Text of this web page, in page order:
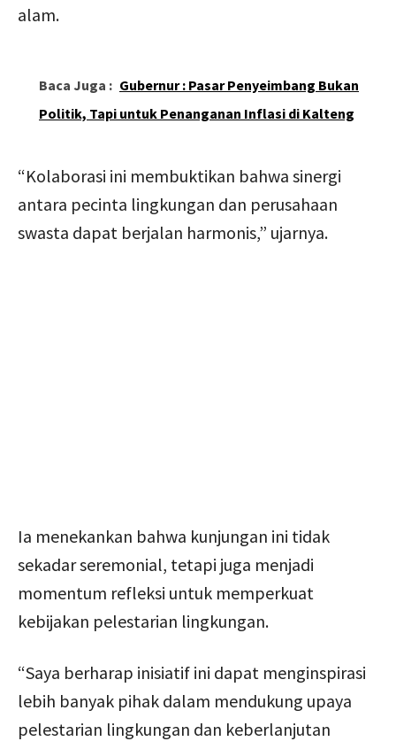
alam.
Baca Juga : Gubernur : Pasar Penyeimbang Bukan
Politik, Tapi untuk Penanganan Inflasi di Kalteng
“Kolaborasi ini membuktikan bahwa sinergi
antara pecinta lingkungan dan perusahaan
swasta dapat berjalan harmonis,” ujarnya.
Ia menekankan bahwa kunjungan ini tidak
sekadar seremonial, tetapi juga menjadi
momentum refleksi untuk memperkuat
kebijakan pelestarian lingkungan.
“Saya berharap inisiatif ini dapat menginspirasi
lebih banyak pihak dalam mendukung upaya
pelestarian lingkungan dan keberlanjutan